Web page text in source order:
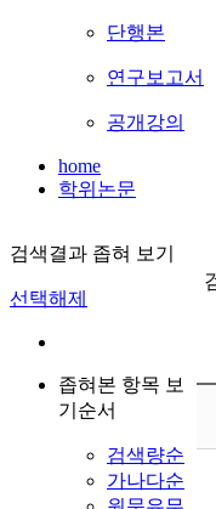
단행본
연구보고서
공개강의
home
학위논문
검색결과 좁혀 보기
선택해제
좁혀본 항목 보
기순서
검색량순
가나다순